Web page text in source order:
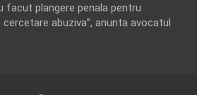
facut plangere penala pentru
abuziva”, anunta avocatul